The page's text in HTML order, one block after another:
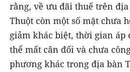
rằng, về ưu đãi thuế trên địa
Thuột còn một số mặt chưa
giảm khác biệt, thời gian áp
thể mất cân đối và chưa
phương khác trong địa bàn